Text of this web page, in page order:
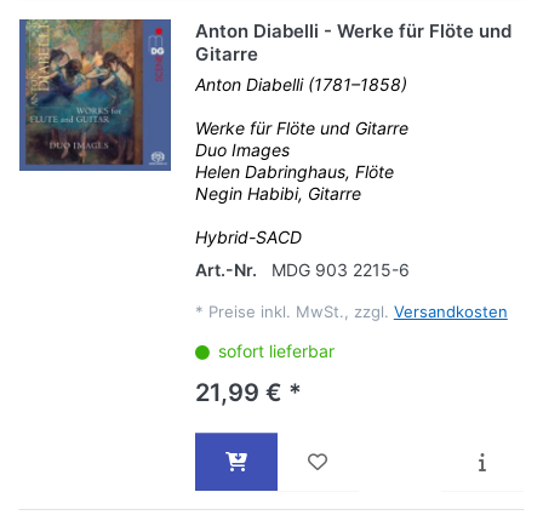
Anton Diabelli - Werke für Flöte und
Gitarre
Anton Diabelli (1781–1858)
Werke für Flöte und Gitarre
Duo Images
Helen Dabringhaus, Flöte
Negin Habibi, Gitarre
Hybrid-SACD
Art.-Nr.
MDG 903 2215-6
* Preise inkl. MwSt., zzgl. Versandkosten
sofort lieferbar
21,99 € *